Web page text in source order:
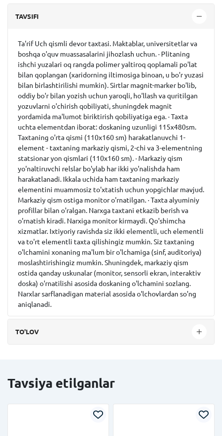
TAVSIFI
Ta'rif Uch qismli devor taxtasi. Maktablar, universitetlar va
boshqa o'quv muassasalarini jihozlash uchun. · Plitaning
ishchi yuzalari oq rangda polimer yaltiroq qoplamali po'lat
bilan qoplangan (xaridorning iltimosiga binoan, u bo'r yuzasi
bilan birlashtirilishi mumkin). Sirtlar magnit-marker bo'lib,
oddiy bo'r bilan yozish uchun yaroqli, ho'llash va quritilgan
yozuvlarni o'chirish qobiliyati, shuningdek magnit
yordamida ma'lumot biriktirish qobiliyatiga ega. · Taxta
uchta elementdan iborat: doskaning uzunligi 115x480sm.
Taxtaning o'rta qismi (110x160 sm) harakatlanuvchi 1-
element - taxtaning markaziy qismi, 2-chi va 3-elementning
statsionar yon qismlari (110x160 sm). · Markaziy qism
yo'naltiruvchi relslar bo'ylab har ikki yo'nalishda ham
harakatlanadi. Ikkala uchida ham taxtaning markaziy
elementini muammosiz to'xtatish uchun yopgichlar mavjud.
Markaziy qism ostiga monitor o'rnatilgan. · Taxta alyuminiy
profillar bilan o'ralgan. Narxga taxtani etkazib berish va
o'rnatish kiradi. Narxiga monitor kirmaydi. Qo'shimcha
xizmatlar. Ixtiyoriy ravishda siz ikki elementli, uch elementli
va to'rt elementli taxta qilishingiz mumkin. Siz taxtaning
o'lchamini xonaning ma'lum bir o'lchamiga (sinf, auditoriya)
moslashtirishingiz mumkin. Shuningdek, markaziy qism
ostida qanday uskunalar (monitor, sensorli ekran, interaktiv
doska) o'rnatilishi asosida doskaning o'lchamini sozlang.
Narxlar sarflanadigan material asosida o'lchovlardan so'ng
aniqlanadi.
TO'LOV
Tavsiya etilganlar